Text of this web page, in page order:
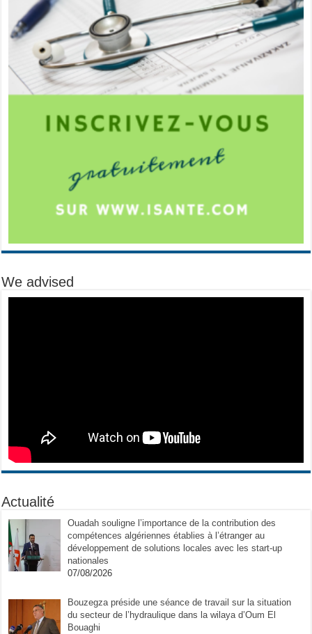
We advised
Actualité
Ouadah souligne l’importance de la contribution des
compétences algériennes établies à l’étranger au
développement de solutions locales avec les start-up
nationales
07/08/2026
Bouzegza préside une séance de travail sur la situation
du secteur de l’hydraulique dans la wilaya d’Oum El
Bouaghi